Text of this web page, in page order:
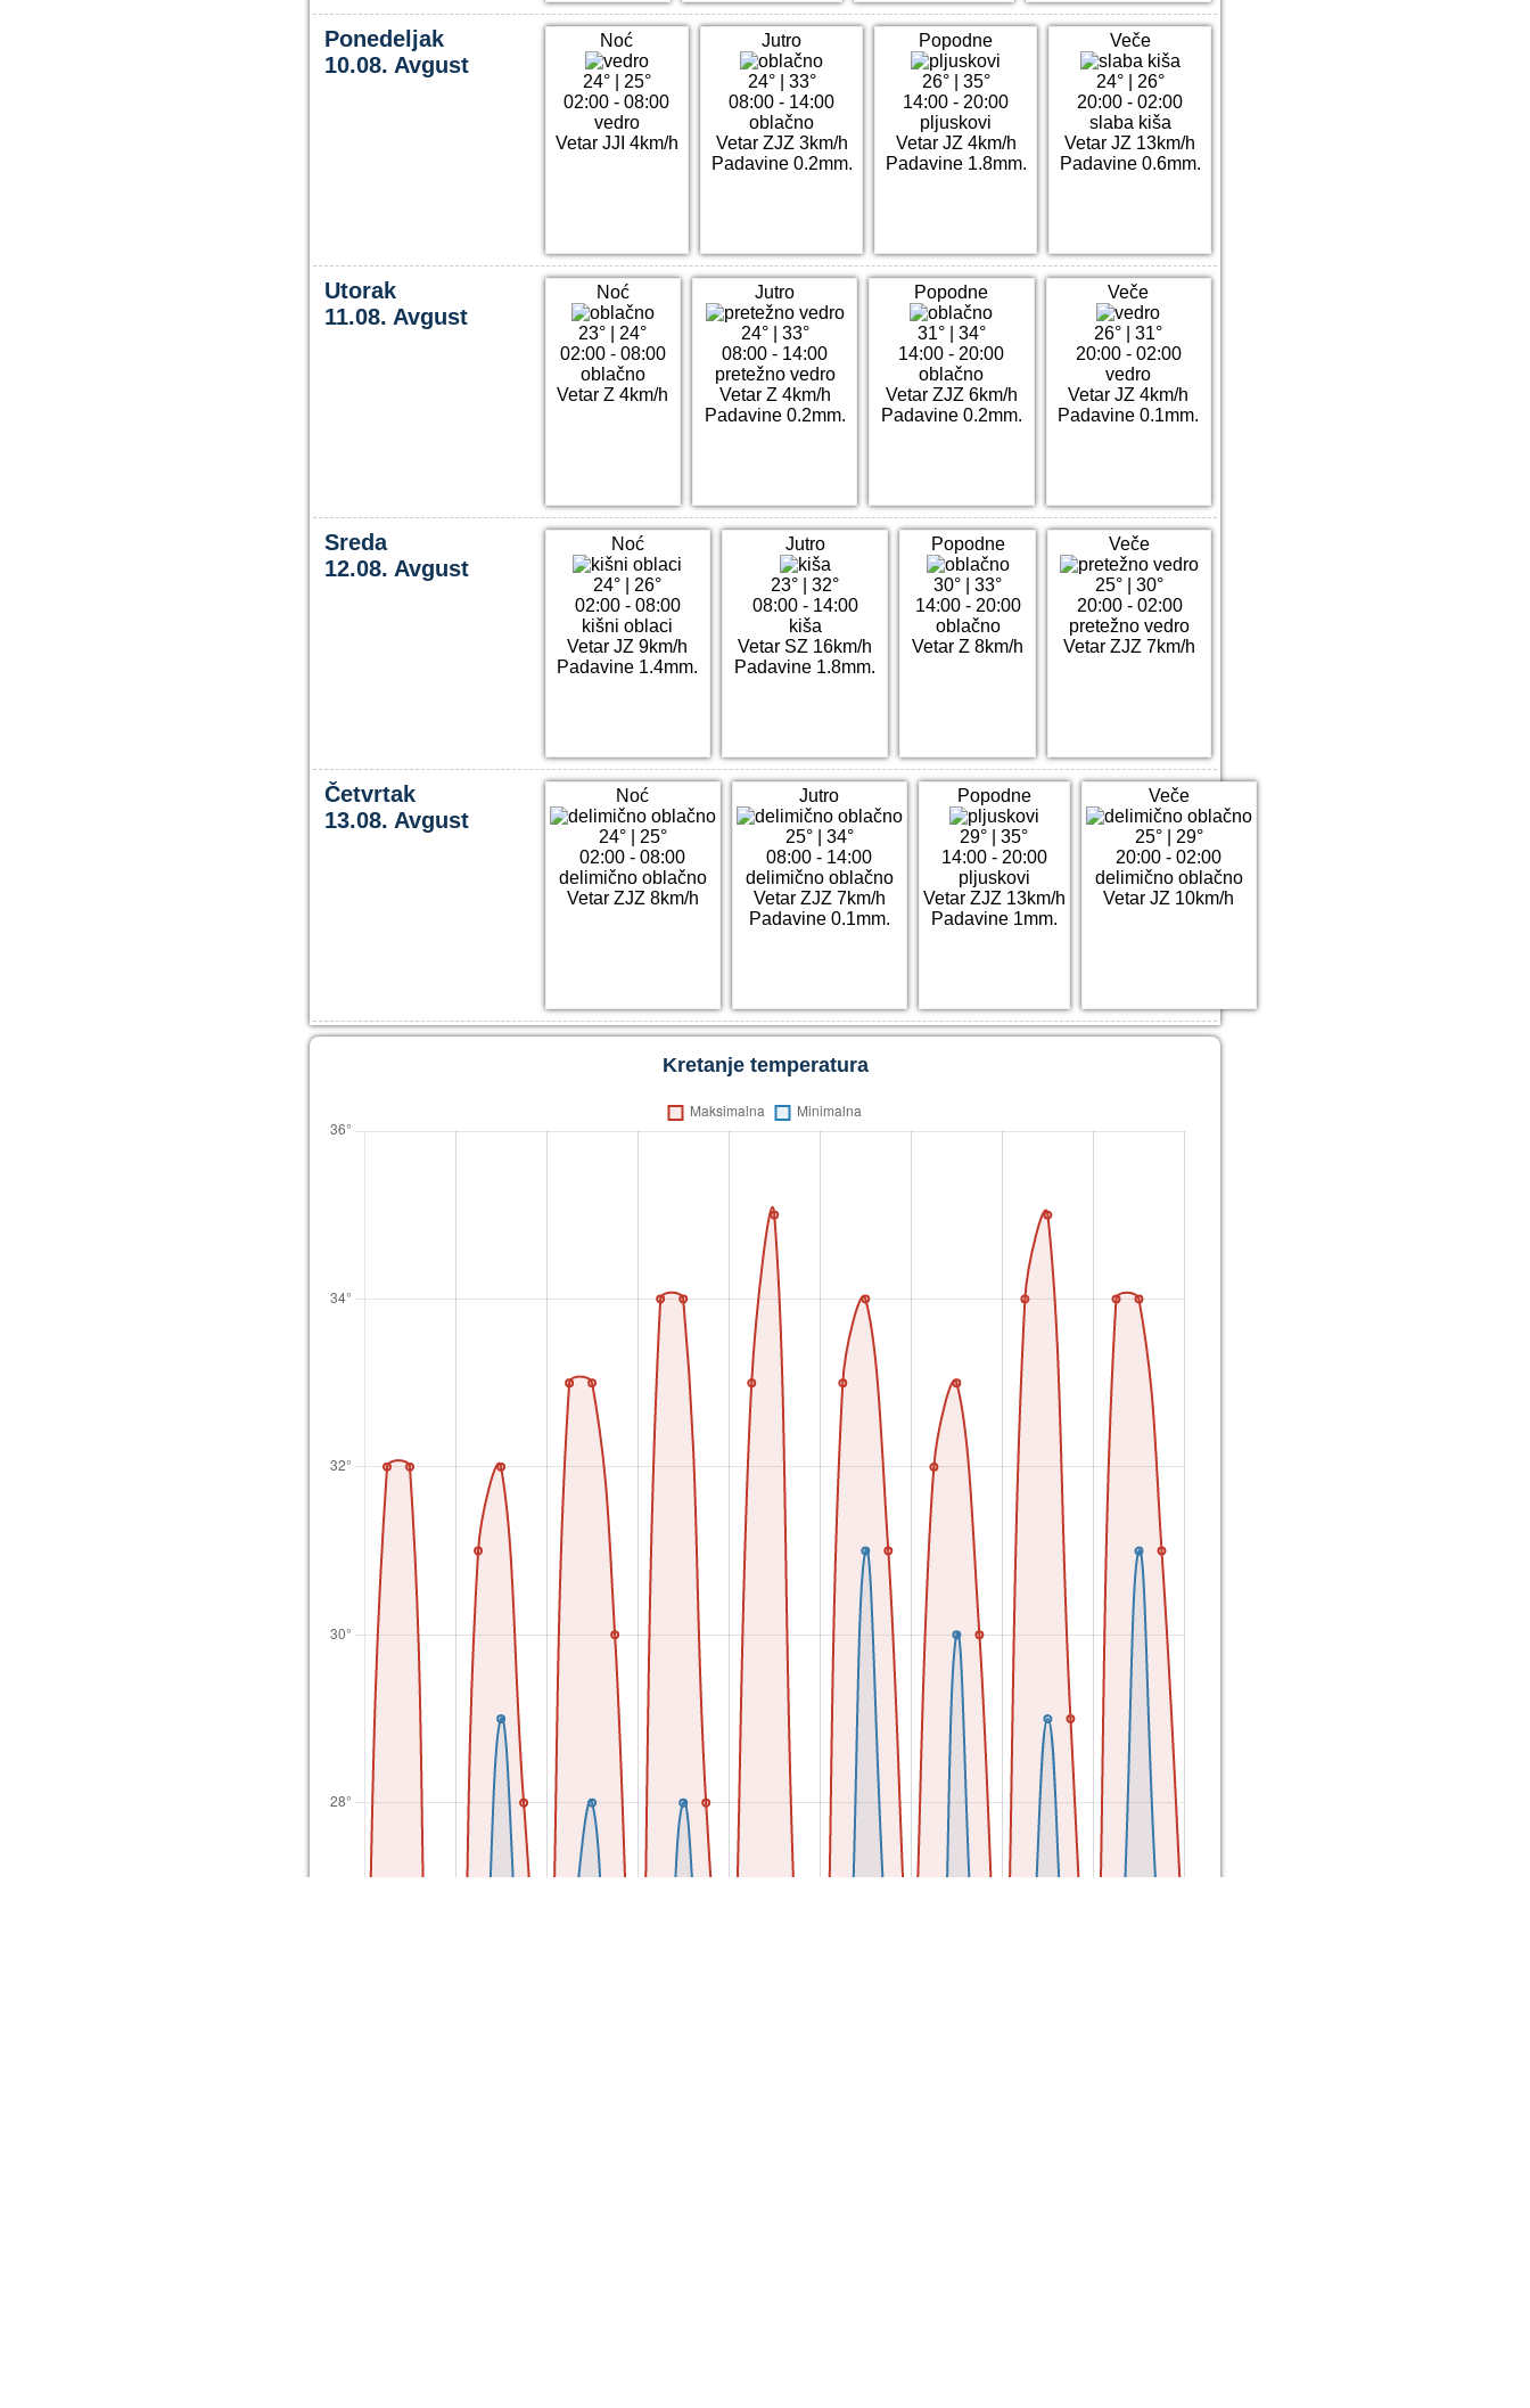
Ponedeljak
10.08. Avgust
Noć
24°| 25°
02:00 - 08:00
vedro
Vetar JJI 4km/h
Jutro
24°| 33°
08:00 - 14:00
oblačno
Vetar ZJZ 3km/h
Padavine 0.2mm.
Popodne
26°| 35°
14:00 - 20:00
pljuskovi
Vetar JZ 4km/h
Padavine 1.8mm.
Veče
24°| 26°
20:00 - 02:00
slaba kiša
Vetar JZ 13km/h
Padavine 0.6mm.
Utorak
11.08. Avgust
Noć
23°
24°
02:00 - 08:00
oblačno
Vetar Z 4km/h
Jutro
24°| 33°
08:00 - 14:00
pretežno vedro
Vetar Z 4km/h
Padavine 0.2mm.
Popodne
31°| 34°
14:00 - 20:00
oblačno
Vetar ZJZ 6km/h
Padavine 0.2mm.
Veče
26° |31°
20:00 - 02:00
vedro
Vetar JZ 4km/h
Padavine 0.1mm.
Sreda
12.08. Avgust
Noć
24°
26°
02:00 - 08:00
kišni oblaci
Vetar JZ 9km/h
Padavine 1.4mm.
Jutro
23° |32°
08:00 - 14:00
kiša
Vetar SZ 16km/h
Padavine 1.8mm.
Popodne
30° |33°
14:00 - 20:00
oblačno
Vetar Z 8km/h
Veče
25° |30°
20:00 - 02:00
pretežno vedro
Vetar ZJZ 7km/h
Četvrtak
13.08. Avgust
Noć
24°| 25°
02:00 - 08:00
delimično oblačno
Vetar ZJZ 8km/h
Jutro
25°| 34°
08:00 - 14:00
delimično oblačno
Vetar ZJZ 7km/h
Padavine 0.1mm.
Popodne
29°
35°
14:00 - 20:00
pljuskovi
Vetar ZJZ 13km/h
Padavine 1mm.
Veče
25°| 29°
20:00 - 02:00
delimično oblačno
Vetar JZ 10km/h
Kretanje temperatura